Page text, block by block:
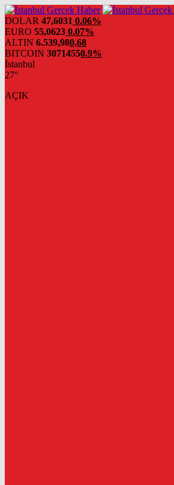
DOLAR 47,6031 0.06%
EURO 55,0623 0.07%
ALTIN 6.539,980,68
BITCOIN 30714550.9%
İstanbul
27°
AÇIK